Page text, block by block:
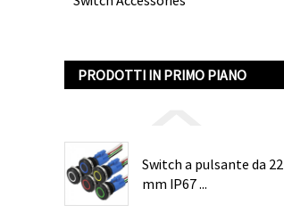
PRODOTTI IN PRIMO PIANO
Switch a pulsante da 22
mm IP67 ...